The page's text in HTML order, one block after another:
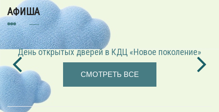
АФИША
КДЦ «Новое поколение» «Играем в режиссёра» —
СМОТРЕТЬ ВСЕ